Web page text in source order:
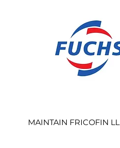
MAINTAIN FRICOFIN LL